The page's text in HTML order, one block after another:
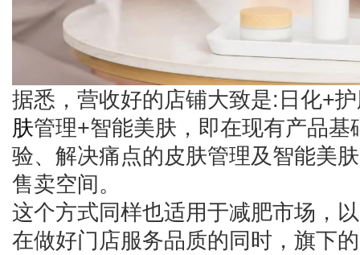
据悉，营收好的店铺大致是:日化+
肤管理+智能美肤，即在现有产品基
验、解决痛点的皮肤管理及智能美
售卖空间。
这个方式同样也适用于减肥市场，
在做好门店服务品质的同时，旗下